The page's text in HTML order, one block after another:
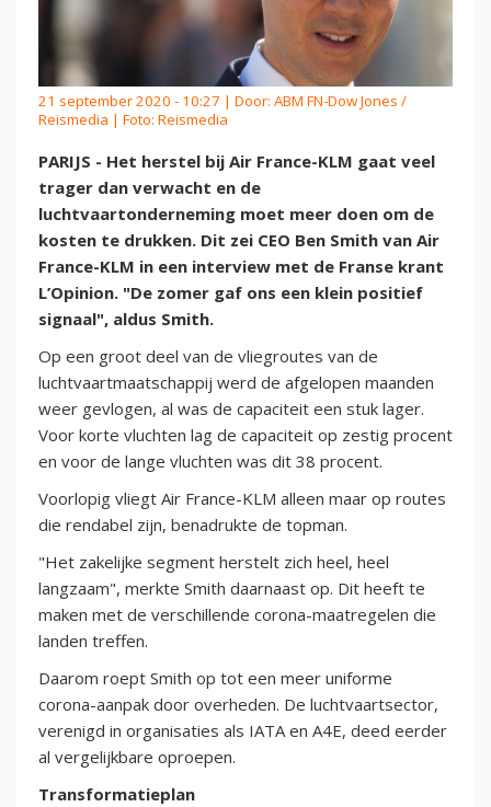
21 september 2020 - 10:27 | Door: ABM FN-Dow Jones /
Reismedia | Foto: Reismedia
PARIJS - Het herstel bij Air France-KLM gaat veel
trager dan verwacht en de
luchtvaartonderneming moet meer doen om de
kosten te drukken. Dit zei CEO Ben Smith van Air
France-KLM in een interview met de Franse krant
L’Opinion. "De zomer gaf ons een klein positief
signaal", aldus Smith.
Op een groot deel van de vliegroutes van de
luchtvaartmaatschappij werd de afgelopen maanden
weer gevlogen, al was de capaciteit een stuk lager.
Voor korte vluchten lag de capaciteit op zestig procent
en voor de lange vluchten was dit 38 procent.
Voorlopig vliegt Air France-KLM alleen maar op routes
die rendabel zijn, benadrukte de topman.
"Het zakelijke segment herstelt zich heel, heel
langzaam", merkte Smith daarnaast op. Dit heeft te
maken met de verschillende corona-maatregelen die
landen treffen.
Daarom roept Smith op tot een meer uniforme
corona-aanpak door overheden. De luchtvaartsector,
verenigd in organisaties als IATA en A4E, deed eerder
al vergelijkbare oproepen.
Transformatieplan